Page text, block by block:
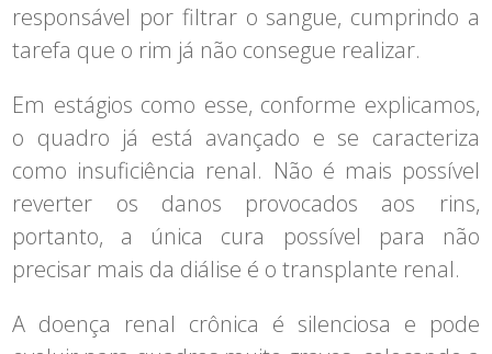
responsável por filtrar o sangue, cumprindo a
tarefa que o rim já não consegue realizar.
Em estágios como esse, conforme explicamos,
o quadro já está avançado e se caracteriza
como insuficiência renal. Não é mais possível
reverter os danos provocados aos rins,
portanto, a única cura possível para não
precisar mais da diálise é o transplante renal.
A doença renal crônica é silenciosa e pode